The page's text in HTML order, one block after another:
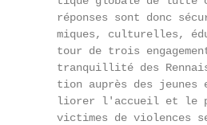
réponses sont donc
miques, culturelles,
tour de trois
tranquillité des
tion auprès des jeunes
liorer l'accueil et le
victimes de violences